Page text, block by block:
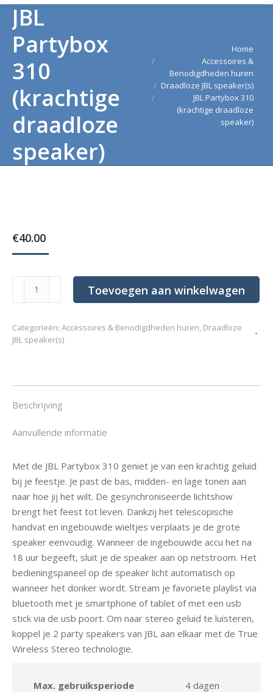
JBL
Partybox
310
(krachtige
draadloze
speaker)
Home
Accessoires &
Benodigdheden huren
Draadloze JBL speaker(s)
JBL Partybox 310
(krachtige draadloze
speaker)
€40.00
(krachtige
draadloze
Toevoegen aan winkelwagen
Categorieën: Accessoires & Benodigdheden huren, Draadloze
JBL speaker(s)
Beschrijving
Aanvullende informatie
Met de JBL Partybox 310 geniet je van een krachtig geluid
bij je feestje. Je past de bas, midden- en lage tonen aan
naar hoe jij het wilt. De gesynchroniseerde lichtshow
brengt het feest tot leven. Dankzij het telescopische
handvat en ingebouwde wieltjes verplaats je de grote
speaker eenvoudig. Wanneer de ingebouwde accu het na
18 uur begeeft, sluit je de speaker aan op netstroom. Het
bedieningspaneel op de speaker licht automatisch op
wanneer het donker wordt. Stream je favoriete playlist via
bluetooth met je smartphone of tablet of met een usb
stick via de usb poort. Om naar stereo geluid te luisteren,
koppel je 2 party speakers van JBL aan elkaar met de True
Wireless Stereo technologie.
Max. gebruiksperiode
4 dagen